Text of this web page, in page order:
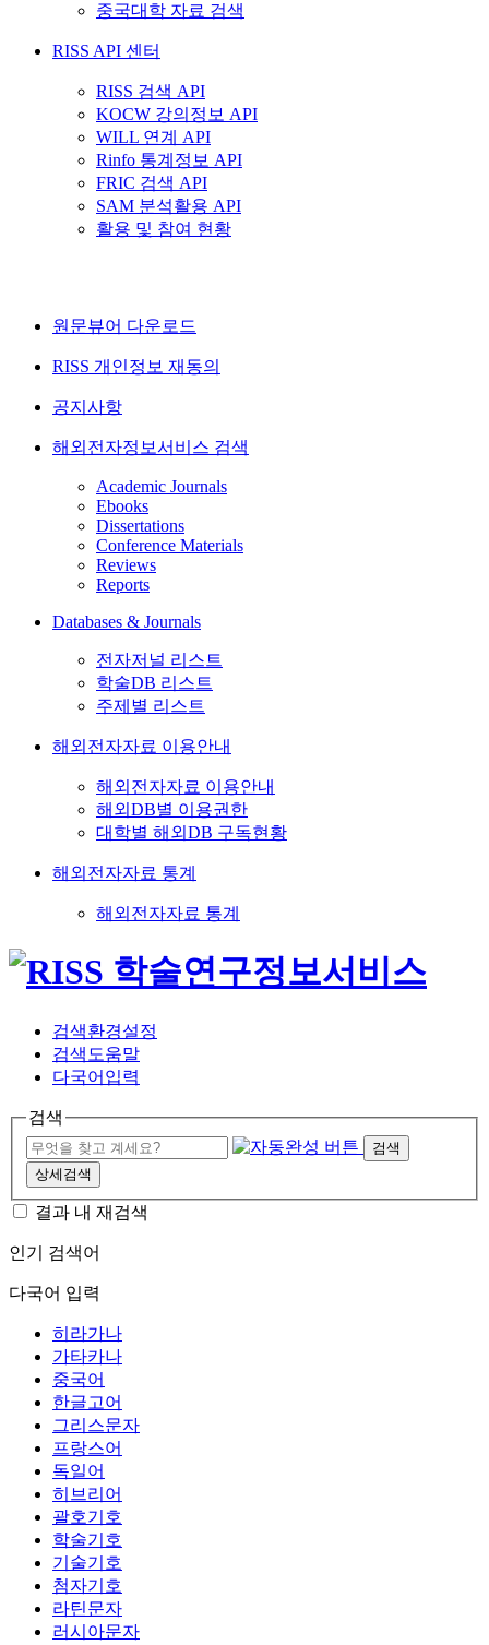
중국대학 자료 검색
RISS API 센터
RISS 검색 API
KOCW 강의정보 API
WILL 연계 API
Rinfo 통계정보 API
FRIC 검색 API
SAM 분석활용 API
활용 및 참여 현황
원문뷰어 다운로드
RISS 개인정보 재동의
공지사항
해외전자정보서비스 검색
Academic Journals
Ebooks
Dissertations
Conference Materials
Reviews
Reports
Databases & Journals
전자저널 리스트
학술DB 리스트
주제별 리스트
해외전자자료 이용안내
해외전자자료 이용안내
해외DB별 이용권한
대학별 해외DB 구독현황
해외전자자료 통계
해외전자자료 통계
검색환경설정
검색도움말
다국어입력
검색
검색
상세검색
결과 내 재검색
인기 검색어
다국어 입력
히라가나
가타카나
중국어
한글고어
그리스문자
프랑스어
독일어
히브리어
괄호기호
학술기호
기술기호
첨자기호
라틴문자
러시아문자